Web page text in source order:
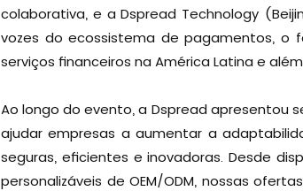
colaborativa, e a Dspread Technology
vozes do ecossistema de pagamentos, o
serviços financeiros na América Latina e
Ao longo do evento, a Dspread apresentou
ajudar empresas a aumentar a
seguras, eficientes e inovadoras. Desde
personalizáveis de OEM/ODM, nossas